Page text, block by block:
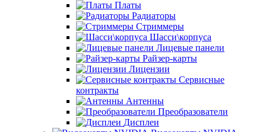
Платы
Радиаторы
Стриммеры
Шасси\корпуса
Лицевые панели
Райзер-карты
Лицензии
Сервисные
контракты
Антенны
Преобразователи
Дисплеи